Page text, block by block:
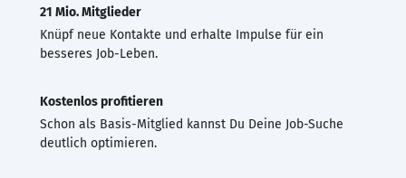
21 Mio. Mitglieder
Knüpf neue Kontakte und erhalte Impulse für ein
besseres Job-Leben.
Kostenlos profitieren
Schon als Basis-Mitglied kannst Du Deine Job-Suche
deutlich optimieren.